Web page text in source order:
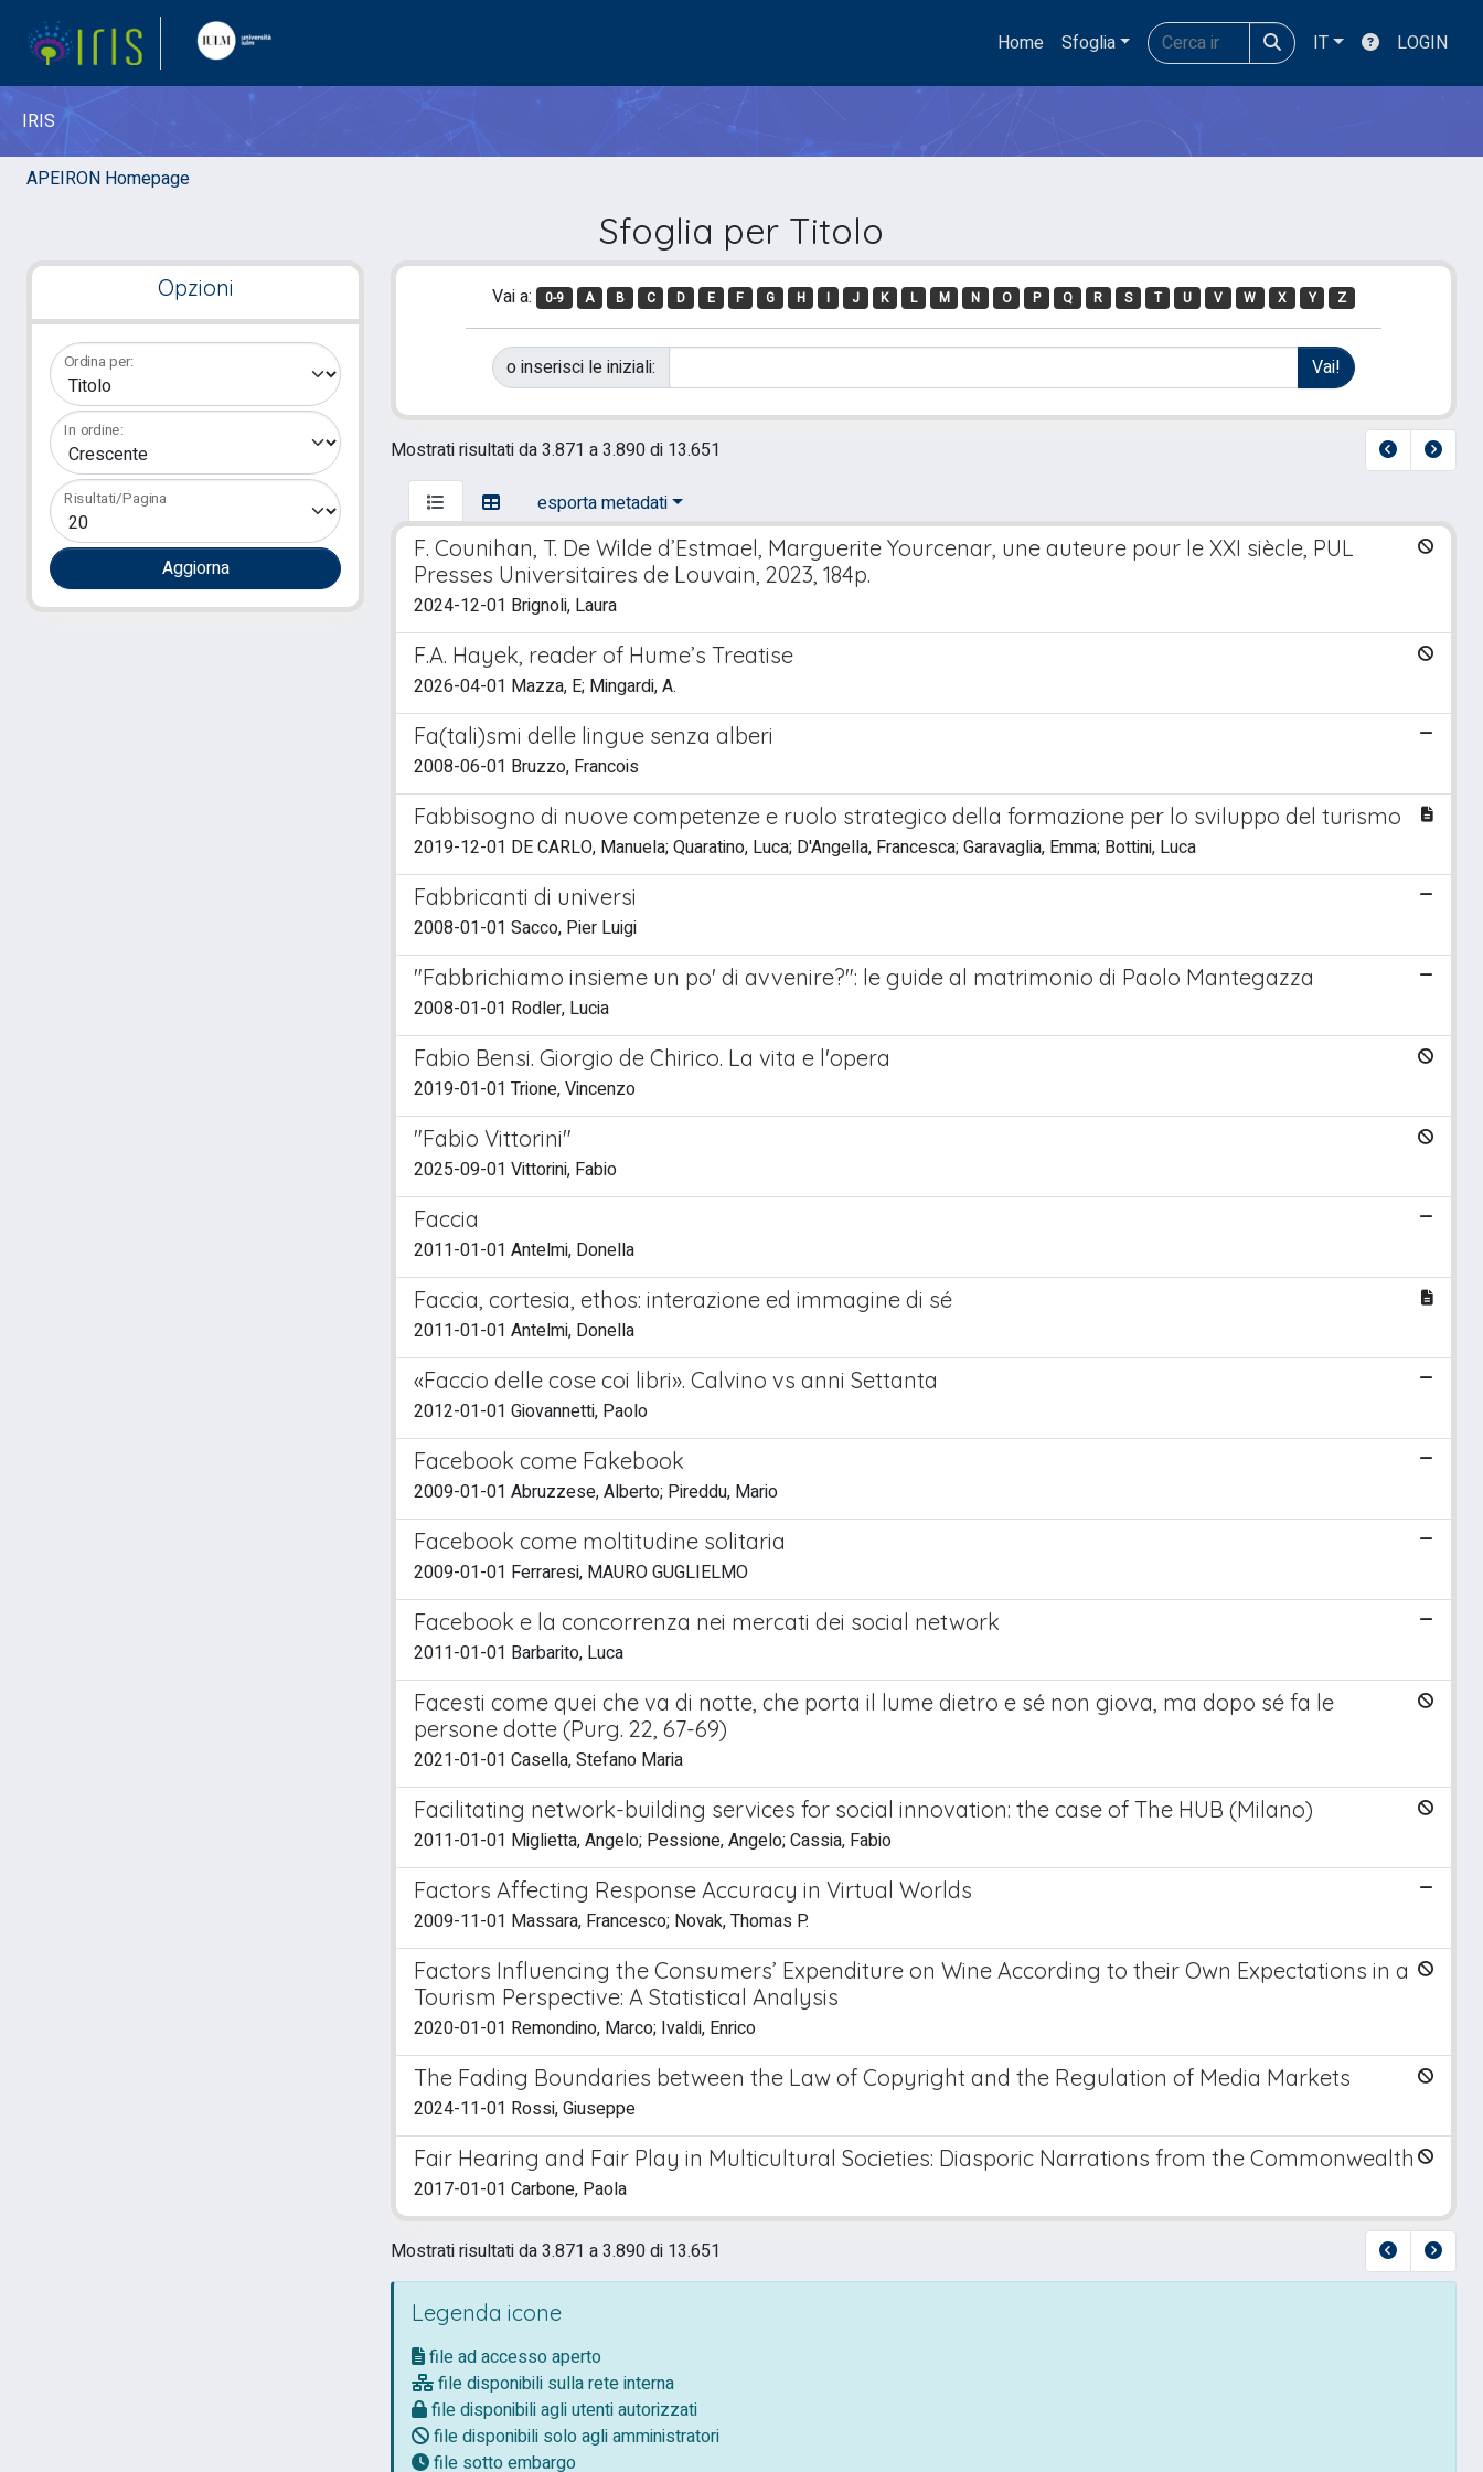
Home Sfoglia IT LOGIN
IRIS
APEIRON Homepage
Sfoglia per Titolo
Opzioni
Ordina per:
In ordine:
Risultati/Pagina
Vai a: 0-9 A B C D E F G H I J K L M N O P Q R S T U V W X Y Z
o inserisci le iniziali:
Mostrati risultati da 3.871 a 3.890 di 13.651
esporta metadati
F. Counihan, T. De Wilde d’Estmael, Marguerite Yourcenar, une auteure pour le XXI siècle, PUL
Presses Universitaires de Louvain, 2023, 184p.
2024-12-01 Brignoli, Laura
F.A. Hayek, reader of Hume’s Treatise
2026-04-01 Mazza, E; Mingardi, A.
Fa(tali)smi delle lingue senza alberi
2008-06-01 Bruzzo, Francois
Fabbisogno di nuove competenze e ruolo strategico della formazione per lo sviluppo del turismo
2019-12-01 DE CARLO, Manuela; Quaratino, Luca; D'Angella, Francesca; Garavaglia, Emma; Bottini, Luca
Fabbricanti di universi
2008-01-01 Sacco, Pier Luigi
"Fabbrichiamo insieme un po' di avvenire?": le guide al matrimonio di Paolo Mantegazza
2008-01-01 Rodler, Lucia
Fabio Bensi. Giorgio de Chirico. La vita e l'opera
2019-01-01 Trione, Vincenzo
"Fabio Vittorini"
2025-09-01 Vittorini, Fabio
Faccia
2011-01-01 Antelmi, Donella
Faccia, cortesia, ethos: interazione ed immagine di sé
2011-01-01 Antelmi, Donella
«Faccio delle cose coi libri». Calvino vs anni Settanta
2012-01-01 Giovannetti, Paolo
Facebook come Fakebook
2009-01-01 Abruzzese, Alberto; Pireddu, Mario
Facebook come moltitudine solitaria
2009-01-01 Ferraresi, MAURO GUGLIELMO
Facebook e la concorrenza nei mercati dei social network
2011-01-01 Barbarito, Luca
Facesti come quei che va di notte, che porta il lume dietro e sé non giova, ma dopo sé fa le
persone dotte (Purg. 22, 67-69)
2021-01-01 Casella, Stefano Maria
Facilitating network-building services for social innovation: the case of The HUB (Milano)
2011-01-01 Miglietta, Angelo; Pessione, Angelo; Cassia, Fabio
Factors Affecting Response Accuracy in Virtual Worlds
2009-11-01 Massara, Francesco; Novak, Thomas P.
Factors Influencing the Consumers’ Expenditure on Wine According to their Own Expectations in a
Tourism Perspective: A Statistical Analysis
2020-01-01 Remondino, Marco; Ivaldi, Enrico
The Fading Boundaries between the Law of Copyright and the Regulation of Media Markets
2024-11-01 Rossi, Giuseppe
Fair Hearing and Fair Play in Multicultural Societies: Diasporic Narrations from the Commonwealth
2017-01-01 Carbone, Paola
Mostrati risultati da 3.871 a 3.890 di 13.651
Legenda icone
file ad accesso aperto
file disponibili sulla rete interna
file disponibili agli utenti autorizzati
file disponibili solo agli amministratori
file sotto embargo